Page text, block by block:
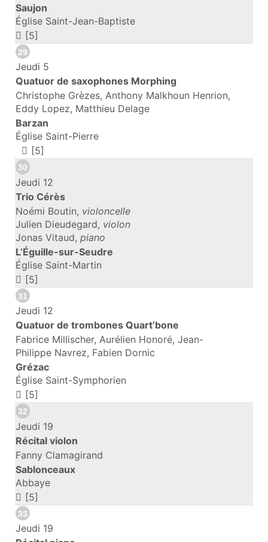
Saujon
Église Saint-Jean-Baptiste
[5]
29
Jeudi 5
Quatuor de saxophones Morphing
Christophe Grèzes, Anthony Malkhoun Henrion,
Eddy Lopez, Matthieu Delage
Barzan
Église Saint-Pierre
[5]
30
Jeudi 12
Trio Cérès
Noémi Boutin, violoncelle
Julien Dieudegard, violon
Jonas Vitaud, piano
L’Éguille-sur-Seudre
Église Saint-Martin
[5]
31
Jeudi 12
Quatuor de trombones Quart’bone
Fabrice Millischer, Aurélien Honoré, Jean-
Philippe Navrez, Fabien Dornic
Grézac
Église Saint-Symphorien
[5]
32
Jeudi 19
Récital violon
Fanny Clamagirand
Sablonceaux
Abbaye
[5]
33
Jeudi 19